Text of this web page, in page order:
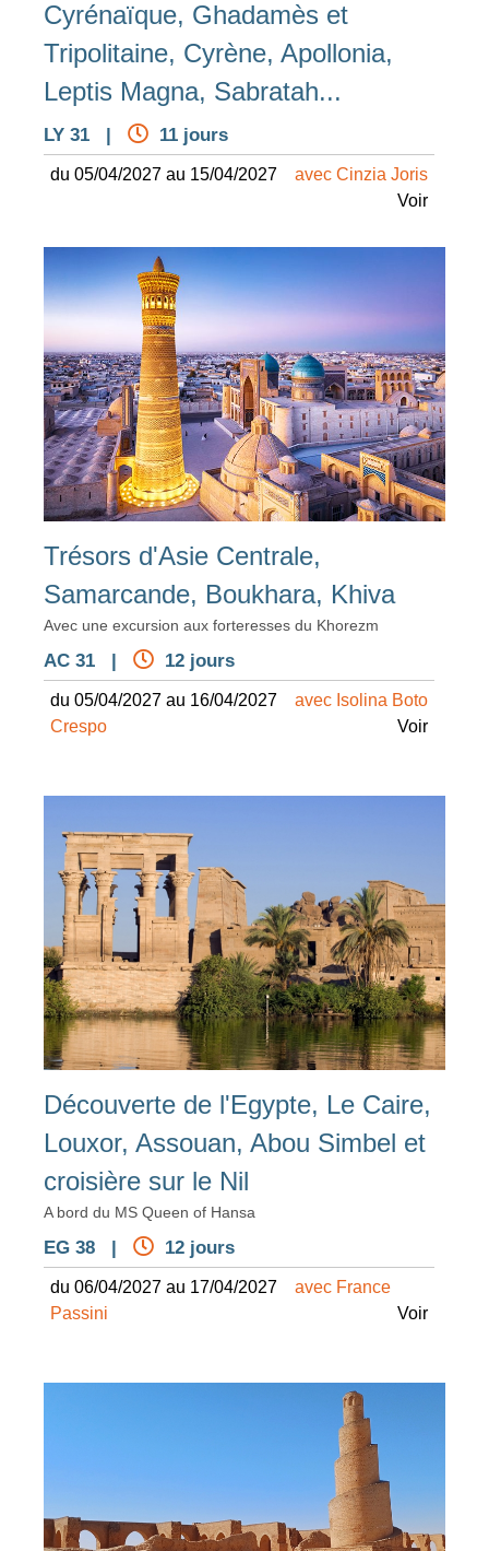
Cyrénaïque, Ghadamès et
Tripolitaine, Cyrène, Apollonia,
Leptis Magna, Sabratah...
LY 31 | 11 jours
du 05/04/2027 au 15/04/2027
avec Cinzia Joris
Voir
Trésors d'Asie Centrale,
Samarcande, Boukhara, Khiva
Avec une excursion aux forteresses du Khorezm
AC 31 | 12 jours
du 05/04/2027 au 16/04/2027
avec Isolina Boto
Crespo
Voir
Découverte de l'Egypte, Le Caire,
Louxor, Assouan, Abou Simbel et
croisière sur le Nil
A bord du MS Queen of Hansa
EG 38 | 12 jours
du 06/04/2027 au 17/04/2027
avec France
Passini
Voir